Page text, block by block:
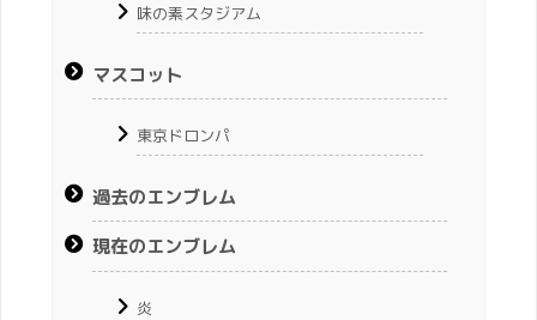
味の素スタジアム
マスコット
東京ドロンパ
過去のエンブレム
現在のエンブレム
炎